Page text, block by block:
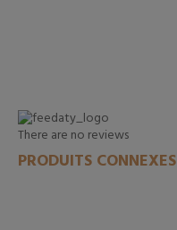
There are no reviews
PRODUITS CONNEXES